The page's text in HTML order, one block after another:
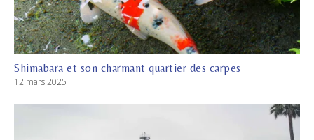
Shimabara et son charmant quartier des carpes
12 mars 2025